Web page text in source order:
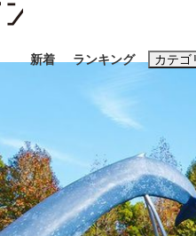
新着 ランキング カテゴ
おすすめのキ
#藤田晋 #三山